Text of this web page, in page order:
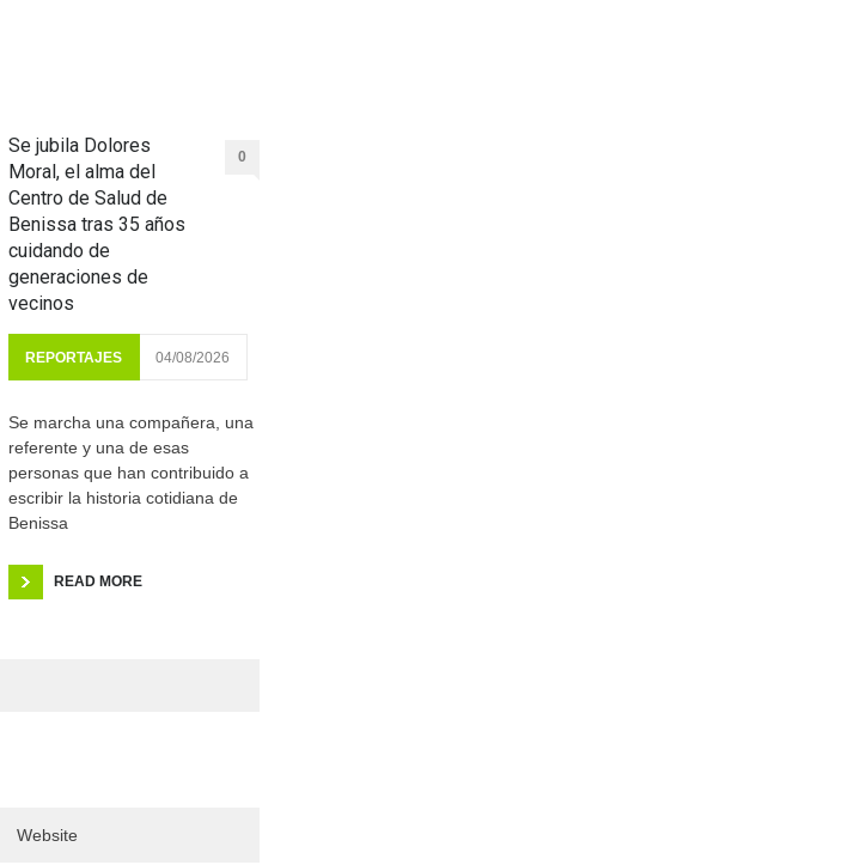
Se jubila Dolores
Moral, el alma del
Centro de Salud de
Benissa tras 35 años
cuidando de
generaciones de
vecinos
0
REPORTAJES 04/08/2026
Se marcha una compañera, una
referente y una de esas
personas que han contribuido a
escribir la historia cotidiana de
Benissa
READ MORE